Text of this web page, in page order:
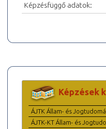
Képzésfüggő adatok:
Képzések
ÁJTK Állam- és
ÁJTK-KT Állam- és